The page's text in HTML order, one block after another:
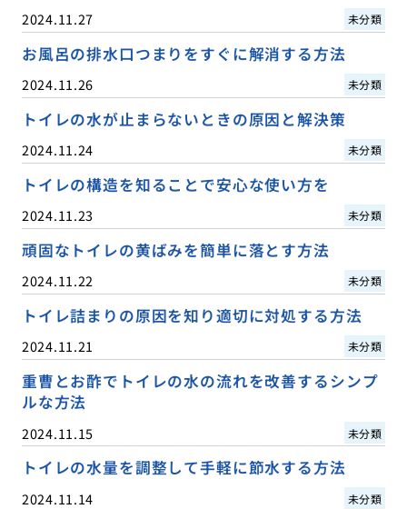
2024.11.27 未分類
お風呂の排水口つまりをすぐに解消する方法
2024.11.26 未分類
トイレの水が止まらないときの原因と解決策
2024.11.24 未分類
トイレの構造を知ることで安心な使い方を
2024.11.23 未分類
頑固なトイレの黄ばみを簡単に落とす方法
2024.11.22 未分類
トイレ詰まりの原因を知り適切に対処する方法
2024.11.21 未分類
重曹とお酢でトイレの水の流れを改善するシンプ
ルな方法
2024.11.15 未分類
トイレの水量を調整して手軽に節水する方法
2024.11.14 未分類